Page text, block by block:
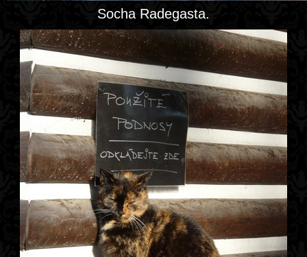
Socha Radegasta.